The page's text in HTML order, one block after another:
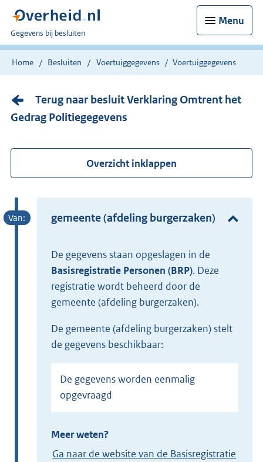
Menu
U
bent
nu
Gegevens bij besluiten
Home Besluiten Voertuiggegevens Voertuiggegevens
Terug naar besluit Verklaring Omtrent het
Gedrag Politiegegevens
Overzicht inklappen
gemeente (afdeling burgerzaken)
De gegevens staan opgeslagen in de
Basisregistratie Personen (BRP). Deze
registratie wordt beheerd door de
gemeente (afdeling burgerzaken).
de gemeente (afdeling burgerzaken) stelt
de gegevens beschikbaar:
De gegevens worden eenmalig
opgevraagd
Meer weten?
Ga naar de website van de Basisregistratie